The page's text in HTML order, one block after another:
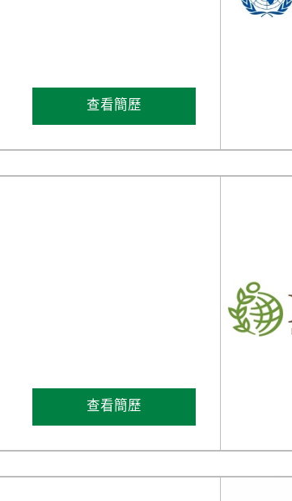
查看簡歷
查看簡歷